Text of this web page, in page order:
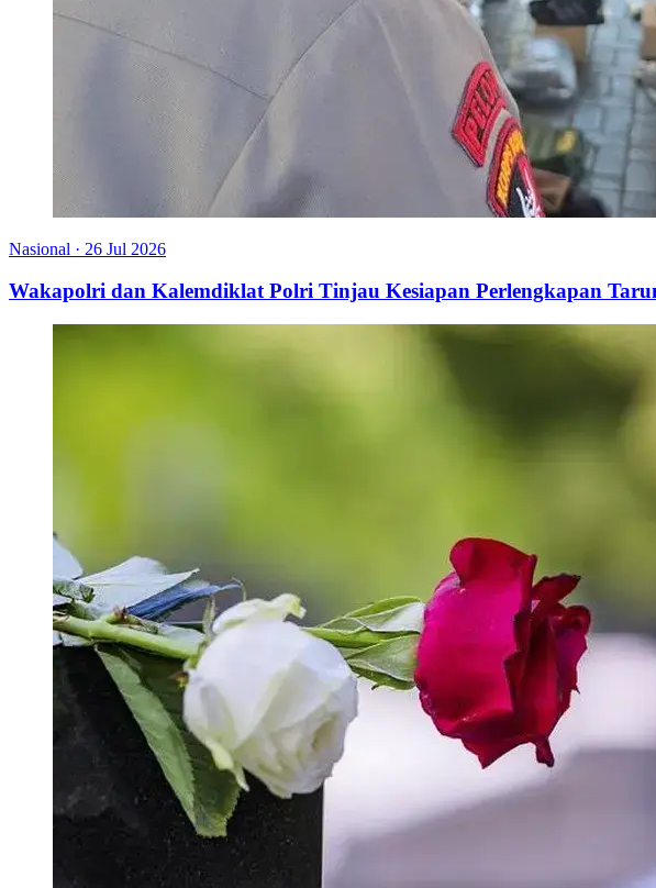
Nasional · 26 Jul 2026
Wakapolri dan Kalemdiklat Polri Tinjau Kesiapan Perlengkapan